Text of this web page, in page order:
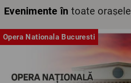
Evenimente în toate orașele
Opera Nationala Bucuresti